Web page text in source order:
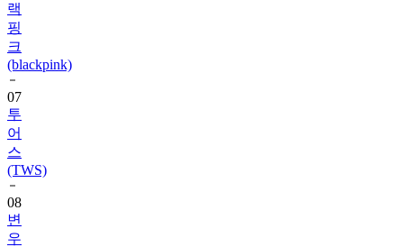
랙
핑
크
(blackpink)
07
투
어
스
(TWS)
08
변
우